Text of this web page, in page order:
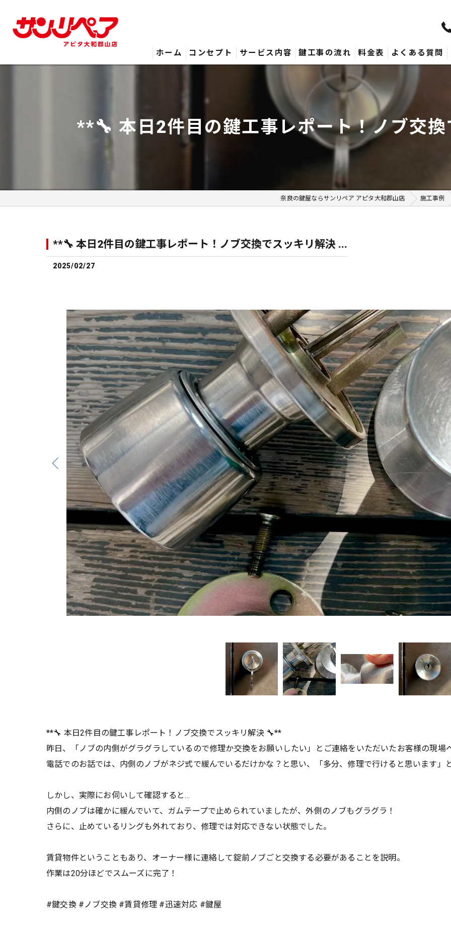
ホーム コンセプト サービス内容 鍵工事の流れ 料金表 よくある質問
**🔧 本日2件目の鍵工事レポート！ノブ交
奈良の鍵屋ならサンリペア アピタ大和郡山店 施工事例
**🔧 本日2件目の鍵工事レポート！ノブ交換でスッキリ解決 ...
2025/02/27
**🔧 本日2件目の鍵工事レポート！ノブ交換でスッキリ解決 🔧**
昨日、「ノブの内側がグラグラしているので修理か交換をお願いしたい」とご連絡をいただいたお客様の現場
電話でのお話では、内側のノブがネジ式で緩んでいるだけかな？と思い、「多分、修理で行けると思います」
しかし、実際にお伺いして確認すると…
内側のノブは確かに緩んでいて、ガムテープで止められていましたが、外側のノブもグラグラ！
さらに、止めているリングも外れており、修理では対応できない状態でした。
賃貸物件ということもあり、オーナー様に連絡して錠前ノブごと交換する必要があることを説明。
作業は20分ほどでスムーズに完了！
#鍵交換 #ノブ交換 #賃貸修理 #迅速対応 #鍵屋